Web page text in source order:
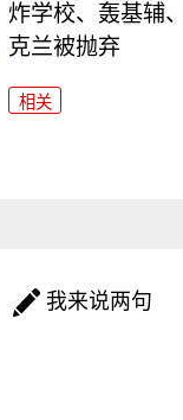
炸学校、轰基辅
克兰被抛弃
相关
我来说两句